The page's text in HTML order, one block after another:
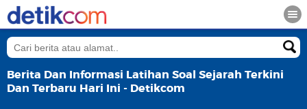
Berita Dan Informasi Latihan Soal Sejarah Terkini
Dan Terbaru Hari Ini - Detikcom